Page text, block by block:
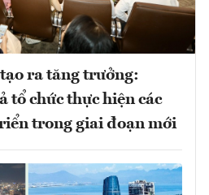
ra tăng trưởng:
tổ chức thực hiện các
trong giai đoạn mới